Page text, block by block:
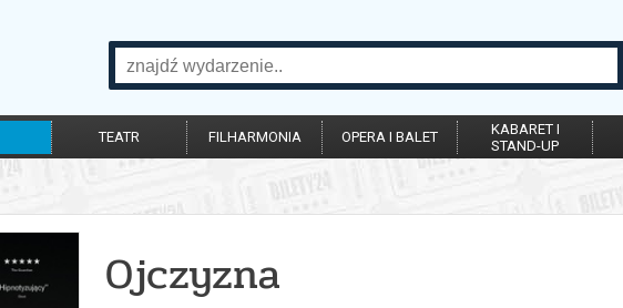
TEATR FILHARMONIA OPERA I BALET
KABARET I
STAND-UP
Ojczyzna